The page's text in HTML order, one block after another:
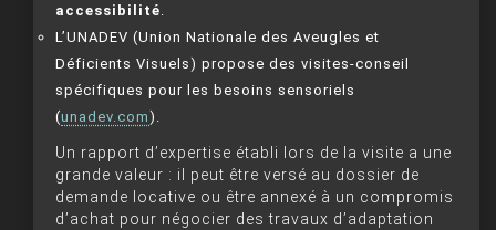
accessibilité
L’UNADEV (Union Nationale des Aveugles et
Déficients Visuels) propose des visites-conseil
spécifiques pour les besoins sensoriels
(unadev.com).
Un rapport d’expertise établi lors de la visite a une
grande valeur : il peut être versé au dossier de
demande locative ou être annexé à un compromis
d’achat pour négocier des travaux d’adaptation